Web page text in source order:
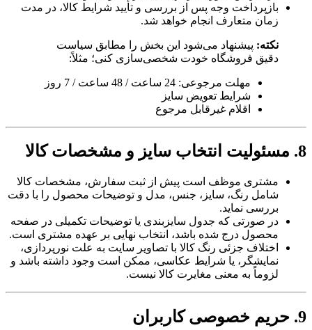
بازپرداخت وجه پس از بررسی و تأیید شرایط کالا، در مدت
زمان متعارف انجام خواهد شد.
نکته: پیشنهاد می‌شود این بخش را مطابق سیاست
دقیق فروشگاه خودت شخصی‌سازی کنی؛ مثلاً:
مهلت مرجوعی: 24 ساعت / 48 ساعت / 7 روز
شرایط تعویض سایز
اقلام غیرقابل مرجوع
8. مسئولیت انتخاب سایز و مشخصات کالا
مشتری موظف است پیش از ثبت سفارش، مشخصات کالا
شامل رنگ، سایز، جنس، مدل و توضیحات محصول را با دقت
بررسی نماید.
در صورتی که جدول سایزبندی یا توضیحات تکمیلی در صفحه
محصول درج شده باشد، انتخاب نهایی بر عهده مشتری است.
اختلاف جزئی رنگ کالا با تصاویر سایت به علت نورپردازی،
نمایشگر، یا شرایط عکاسی، ممکن است وجود داشته باشد و
لزوماً به معنی مغایرت کالا نیست.
9. حریم خصوصی کاربران